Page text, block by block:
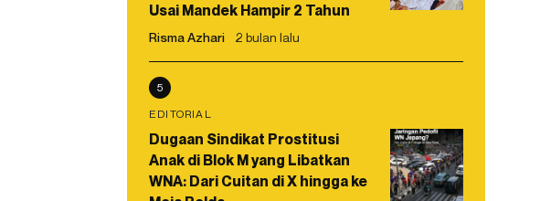
Usai Mandek Hampir 2 Tahun
Risma Azhari 2 bulan lalu
5
EDITORIAL
Dugaan Sindikat Prostitusi
Anak di Blok M yang Libatkan
WNA: Dari Cuitan di X hingga ke